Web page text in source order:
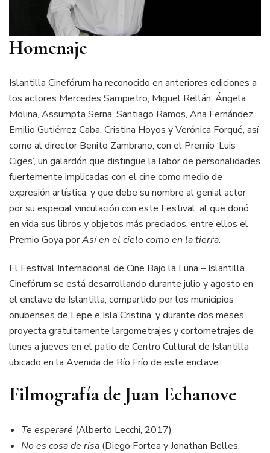
Homenaje
Islantilla Cinefórum ha reconocido en anteriores ediciones a
los actores Mercedes Sampietro, Miguel Rellán, Ángela
Molina, Assumpta Serna, Santiago Ramos, Ana Fernández,
Emilio Gutiérrez Caba, Cristina Hoyos y Verónica Forqué, así
como al director Benito Zambrano, con el Premio ‘Luis
Ciges’, un galardón que distingue la labor de personalidades
fuertemente implicadas con el cine como medio de
expresión artística, y que debe su nombre al genial actor
por su especial vinculación con este Festival, al que donó
en vida sus libros y objetos más preciados, entre ellos el
Premio Goya porAsí en el cielo como en la tierra.
El Festival Internacional de Cine Bajo la Luna – Islantilla
Cinefórum se está desarrollando durante julio y agosto en
el enclave de Islantilla, compartido por los municipios
onubenses de Lepe e Isla Cristina, y durante dos meses
proyecta gratuitamente largometrajes y cortometrajes de
lunes a jueves en el patio de Centro Cultural de Islantilla
ubicado en la Avenida de Río Frío de este enclave.
Filmografía de Juan Echanove
Te esperaré (Alberto Lecchi, 2017)
No es cosa de risa (Diego Fortea y Jonathan Belles,